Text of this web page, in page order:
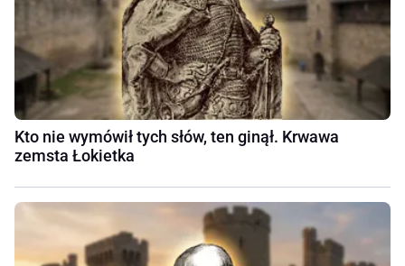
Kto nie wymówił tych słów, ten ginął. Krwawa
zemsta Łokietka